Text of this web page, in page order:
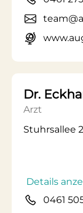
Dr.
Arzt
Stuhrsallee
Details
0461